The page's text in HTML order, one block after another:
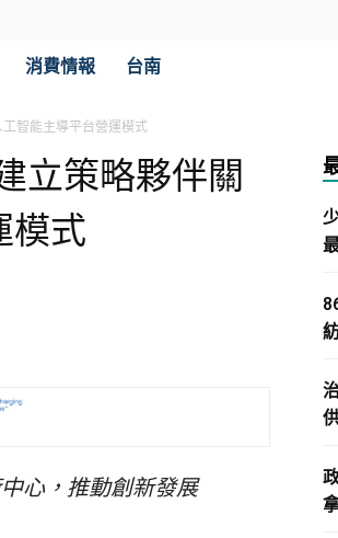
消費情報 台南
智能主導平台營運模式
立策略夥伴關
模式
心，推動創新發展